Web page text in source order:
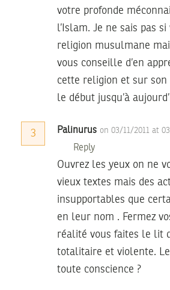
votre profonde
l’Islam. Je ne sais pas
religion musulmane
vous conseille d’en
cette religion et sur son
le début jusqu’à
3 Palinurus on 03/11/2011 at
Reply
Ouvrez les yeux on ne
vieux textes mais des
insupportables que
en leur nom . Fermez
réalité vous faites le lit
totalitaire et violente.
toute conscience ?